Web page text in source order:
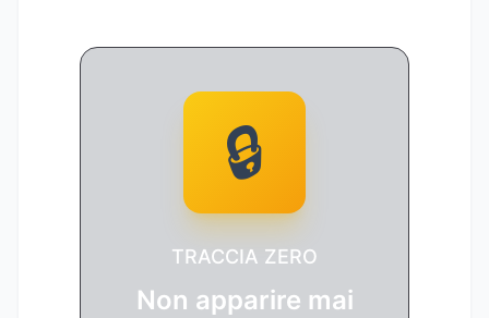
🔒
TRACCIA ZERO
Non apparire mai